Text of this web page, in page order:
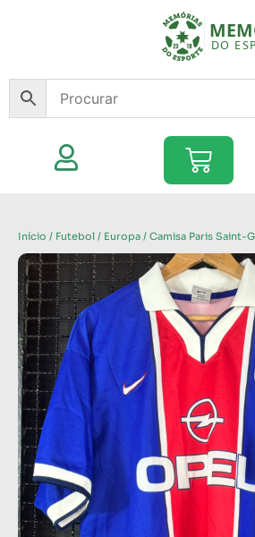
Início / Futebol / Europa / Camisa Paris Saint-